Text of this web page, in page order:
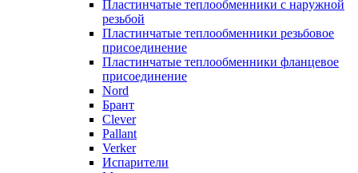
Пластинчатые теплообменники с наружной
резьбой
Пластинчатые теплообменники резьбовое
присоединение
Пластинчатые теплообменники фланцевое
присоединение
Nord
Брант
Clever
Pallant
Verker
Испарители